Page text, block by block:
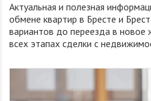
Актуальная и полезная
обмене квартир в Бресте и
вариантов до переезда в новое
всех этапах сделки с